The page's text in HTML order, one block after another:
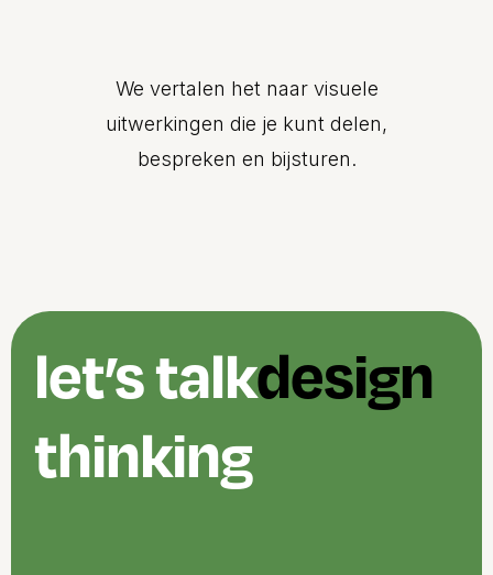
We vertalen het naar visuele
uitwerkingen die je kunt delen,
bespreken en bijsturen.
let’s talkdesign
thinking